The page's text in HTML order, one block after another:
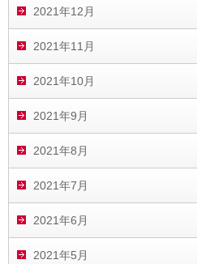
2021年12月
2021年11月
2021年10月
2021年9月
2021年8月
2021年7月
2021年6月
2021年5月